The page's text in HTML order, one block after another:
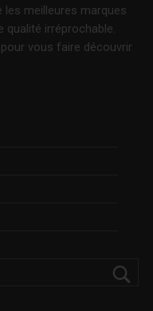
les meilleures marques
irréprochable.
vous faire découvrir